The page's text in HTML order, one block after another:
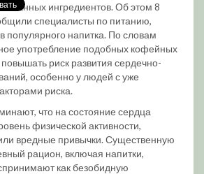
ингредиентов. Об этом 8
специалисты по питанию,
популярного напитка. По словам
употребление подобных кофейных
риск развития сердечно-
особенно у людей с уже
риска.
что на состояние сердца
физической активности,
вредные привычки. Существенную
рацион, включая напитки,
как безобидную